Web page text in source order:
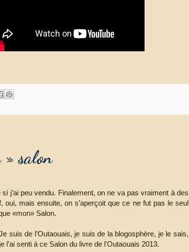
» salon
j’ai peu vendu. Finalement, on ne va pas vraiment à des
mais ensuite, on s’aperçoit que ce ne fut pas le seul
«mon» Salon.
suis de l’Outaouais, je suis de la blogosphère, je le sais,
je l’ai senti à ce Salon du livre de l'Outaouais 2013.